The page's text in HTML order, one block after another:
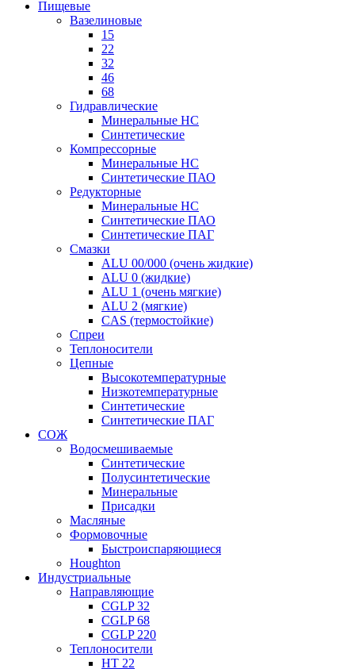
Пищевые
Вазелиновые
15
22
32
46
68
Гидравлические
Минеральные HC
Синтетические
Компрессорные
Минеральные HC
Синтетические ПАО
Редукторные
Минеральные HC
Синтетические ПАО
Синтетические ПАГ
Смазки
ALU 00/000 (очень жидкие)
ALU 0 (жидкие)
ALU 1 (очень мягкие)
ALU 2 (мягкие)
CAS (термостойкие)
Спреи
Теплоносители
Цепные
Высокотемпературные
Низкотемпературные
Синтетические
Синтетические ПАГ
СОЖ
Водосмешиваемые
Синтетические
Полусинтетические
Минеральные
Присадки
Масляные
Формовочные
Быстроиспаряющиеся
Houghton
Индустриальные
Направляющие
CGLP 32
CGLP 68
CGLP 220
Теплоносители
HT 22